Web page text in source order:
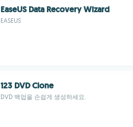
EaseUS Data Recovery Wizard
EASEUS
123 DVD Clone
DVD 백업을 손쉽게 생성하세요.